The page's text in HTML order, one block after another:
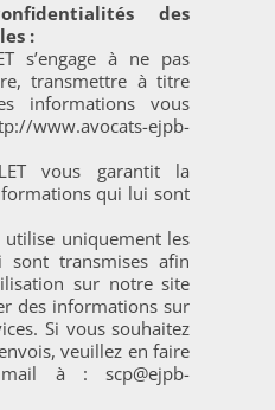
des
:
s’engage à ne pas
transmettre à titre
informations vous
www.avocats-ejpb-
vous garantit la
qui lui sont
utilise uniquement les
transmises afin
sur notre site
des informations sur
Si vous souhaitez
veuillez en faire
à : scp@ejpb-